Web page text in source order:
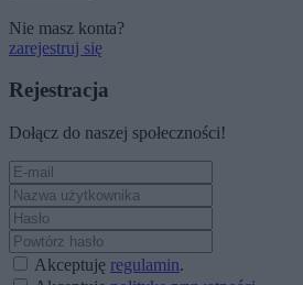
Nie masz konta?
zarejestruj się
Rejestracja
Dołącz do naszej społeczności!
Akceptuję regulamin.